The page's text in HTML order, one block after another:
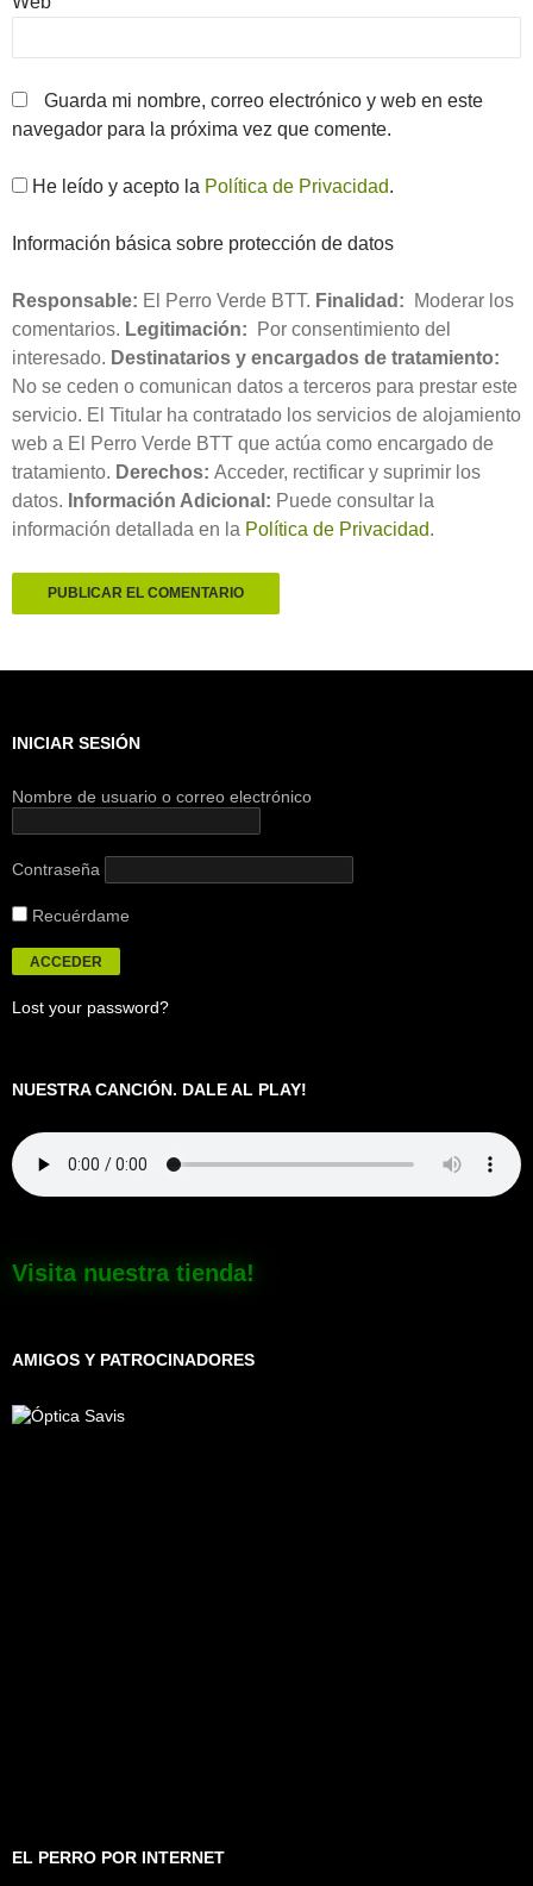
Guarda mi nombre, correo electrónico y web en este
navegador para la próxima vez que comente.
He leído y acepto la Política de Privacidad.
Información básica sobre protección de datos
Responsable: El Perro Verde BTT. Finalidad: Moderar los
comentarios. Legitimación: Por consentimiento del
interesado. Destinatarios y encargados de tratamiento:
No se ceden o comunican datos a terceros para prestar este
servicio. El Titular ha contratado los servicios de alojamiento
web a El Perro Verde BTT que actúa como encargado de
tratamiento. Derechos: Acceder, rectificar y suprimir los
datos. Información Adicional: Puede consultar la
información detallada en la Política de Privacidad.
INICIAR SESIÓN
Nombre de usuario o correo electrónico
Contraseña
Recuérdame
Lost your password?
NUESTRA CANCIÓN. DALE AL PLAY!
Visita nuestra tienda!
AMIGOS Y PATROCINADORES
EL PERRO POR INTERNET